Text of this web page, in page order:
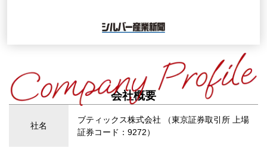
会社概要
社名
ブティックス株式会社 （東京証券取引所 上場
証券コード：9272）